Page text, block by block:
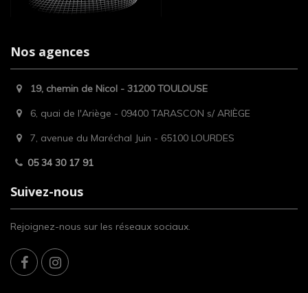
Nos agences
19, chemin de Nicol - 31200 TOULOUSE
6, quai de l'Ariège - 09400 TARASCON s/ ARIÈGE
7, avenue du Maréchal Juin - 65100 LOURDES
05 34 30 17 91
Suivez-nous
Rejoignez-nous sur les réseaux sociaux.